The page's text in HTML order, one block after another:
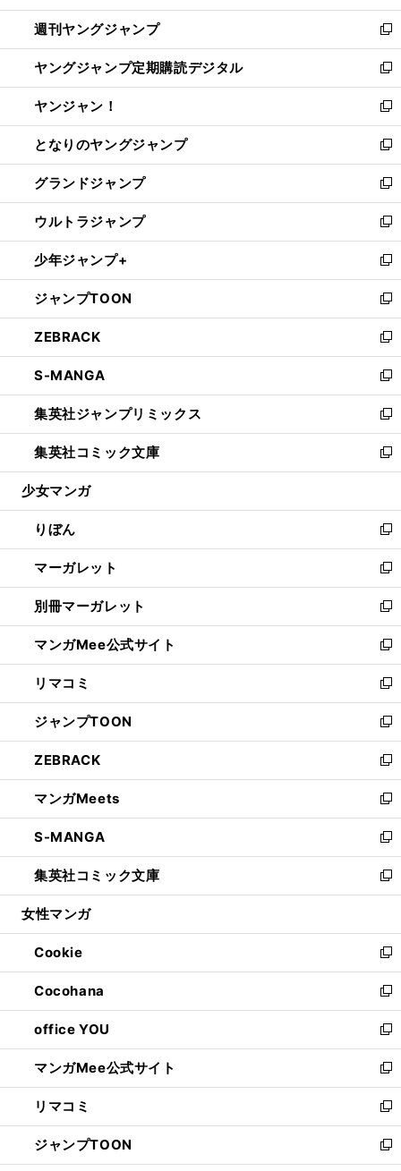
開
く
ウ
で
開
く
ン
ド
ウ
で
開
く
ウ
ィ
ン
ド
ウ
で
開
く
週刊ヤングジャンプ
新
し
い
ウ
ィ
ン
ド
ウ
で
開
く
ヤングジャンプ定期購読デジタル
新
し
い
ウ
ィ
ン
ド
ウ
で
開
く
ヤンジャン！
新
し
い
ウ
ィ
ン
ド
ウ
で
開
く
となりのヤングジャンプ
新
し
い
ウ
ィ
ン
ド
ウ
で
開
く
グランドジャンプ
新
し
い
ウ
ィ
ン
ド
ウ
で
開
く
ウルトラジャンプ
新
し
い
ウ
ィ
ン
ド
ウ
で
開
く
少年ジャンプ+
新
し
い
ウ
ィ
ン
ド
ウ
で
開
く
ジャンプTOON
新
し
い
ウ
ィ
ン
ド
ウ
で
開
ZEBRACK
新
し
い
ウ
ィ
ン
ド
ウ
開
く
S-MANGA
新
し
い
ウ
ィ
ン
ウ
で
開
く
集英社ジャンプリミックス
新
し
い
ウ
ン
ド
ウ
で
開
く
集英社コミック文庫
新
し
ウ
ィ
ン
ド
ウ
で
開
く
少女マンガ
りぼん
新
し
い
ウ
ィ
ン
ド
ウ
で
開
く
マーガレット
新
し
い
ウ
ィ
ン
ド
ウ
で
開
く
別冊マーガレット
新
し
い
ウ
ィ
ン
ド
ウ
で
開
く
マンガMee公式サイト
新
し
い
ウ
ィ
ン
ド
ウ
で
開
く
リマコミ
新
し
い
ウ
ィ
ン
ド
ウ
で
開
く
ジャンプTOON
新
し
い
ウ
ィ
ン
ド
ウ
で
開
ZEBRACK
新
し
い
ウ
ィ
ン
ド
ウ
開
く
マンガMeets
新
し
い
ウ
ィ
ン
ウ
で
開
く
S-MANGA
新
し
い
ウ
ン
ド
ウ
で
開
く
集英社コミック文庫
新
し
ウ
ィ
ン
ド
ウ
で
開
く
女性マンガ
Cookie
新
し
い
ウ
ィ
ン
ド
ウ
で
開
く
Cocohana
新
し
い
ウ
ィ
ン
ド
ウ
で
開
office YOU
新
し
い
ウ
ィ
ン
ド
ウ
マンガMee公式サイト
新
し
い
ウ
ィ
ン
リマコミ
新
し
い
ウ
ジャンプTOON
新
し